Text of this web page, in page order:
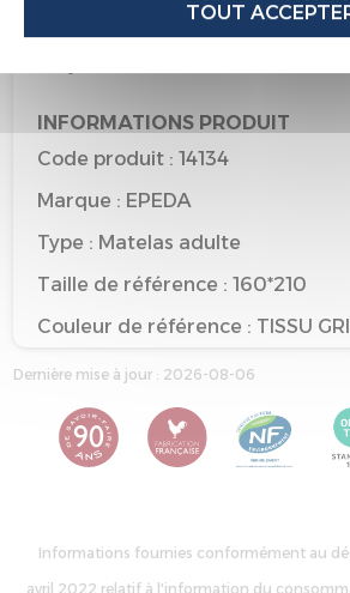
Recyclabilité de l'emballage :
INFORMATIONS PRODUIT
Code produit : 14134
Marque : EPEDA
Type : Matelas adulte
Taille de référence : 160*210
Couleur de référence : TISSU
Dernière mise à jour : 2026-08-06
Informations fournies conformément au
avril 2022 relatif à l'information du
TOUT